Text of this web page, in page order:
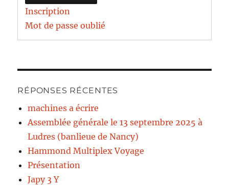
Inscription
Mot de passe oublié
RÉPONSES RÉCENTES
machines a écrire
Assemblée générale le 13 septembre 2025 à
Ludres (banlieue de Nancy)
Hammond Multiplex Voyage
Présentation
Japy 3 Y